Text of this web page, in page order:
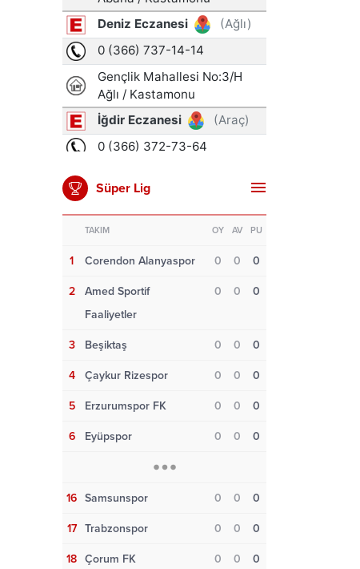
Süper Lig
TAKIM OY AV PU
1 Corendon Alanyaspor 0 0 0
2
Amed Sportif
Faaliyetler
0 0 0
3 Beşiktaş 0 0 0
4 Çaykur Rizespor 0 0 0
5 Erzurumspor FK 0 0 0
6 Eyüpspor 0 0 0
16 Samsunspor 0 0 0
17 Trabzonspor 0 0 0
18 Çorum FK 0 0 0